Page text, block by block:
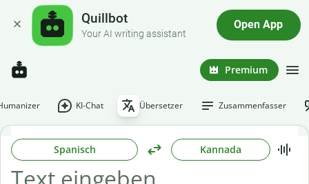
Quillbot
Your AI writing assistant
Open App
Premium
KI-Chat Übersetzer Zusammenfasser
Spanisch Kannada